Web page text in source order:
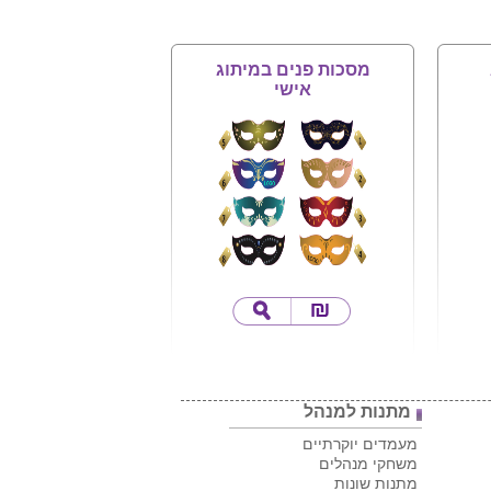
מסכות פנים במיתוג
אישי
מתנות למנהל
מעמדים יוקרתיים
משחקי מנהלים
מתנות שונות